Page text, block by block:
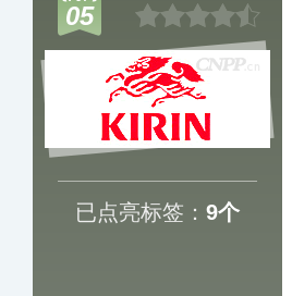
05
已点亮标签： 9个